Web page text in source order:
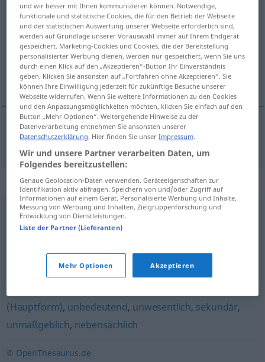
belanglos < -este>
Übersicht aller Übersetzungen
(Für mehr Details die Übersetzung anklicken/antippen)
insignificante
insignificante belanglos
Synonyme für "belanglos"
flach,platt (ugs.),oberflächlich
unerheblich,Nebensache,unbeträchtlich,
nachgeordnet,zweitrangig bedeutungslos
(Hauptform), unbedeutend, unwesentlich, sekundär,
unmaßgeblich, nebensächlich
© OpenThesaurus.de
und wir besser mit Ihnen kommunizieren können. Notwendige,
funktionale und statistische Cookies, die für den Betrieb der Webseite
und der statistischen Auswertung unserer Webseite erforderlich sind,
werden auf Grundlage unserer Vorauswahl immer auf Ihrem Endgerät
gespeichert. Marketing-Cookies und Cookies, die der Bereitstellung
personalisierter Werbung dienen, werden nur gespeichert, wenn Sie uns
durch einen Klick auf den „Akzeptieren“-Button Ihr Einverständnis
geben. Klicken Sie ansonsten auf „Fortfahren ohne Akzeptieren“. Sie
können Ihre Einwilligung jederzeit für zukünftige Besuche unserer
Webseite widerrufen. Wenn Sie weitere Informationen zu den Cookies
und den Anpassungsmöglichkeiten möchten, klicken Sie einfach auf den
Button „Mehr Optionen“. Weitergehende Hinweise zu der
Datenverarbeitung entnehmen Sie ansonsten unserer
Datenschutzerklärung. Hier finden Sie unserImpressum.
Wir und unsere Partner verarbeiten Daten, um
Folgendes bereitzustellen:
Genaue Geolocation-Daten verwenden. Geräteeigenschaften zur
Identifikation aktiv abfragen. Speichern von und/oder Zugriff auf
Informationen auf einem Gerät. Personalisierte Werbung und Inhalte,
Messung von Werbung und Inhalten, Zielgruppenforschung und
Entwicklung von Dienstleistungen.
Liste der Partner (Lieferanten)
Mehr Optionen Akzeptieren